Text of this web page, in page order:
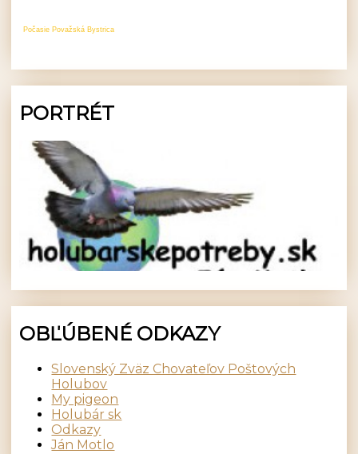
Počasie Považská Bystrica
PORTRÉT
OBĽÚBENÉ ODKAZY
Slovenský Zväz Chovateľov Poštových
Holubov
My pigeon
Holubár sk
Odkazy
Ján Motlo